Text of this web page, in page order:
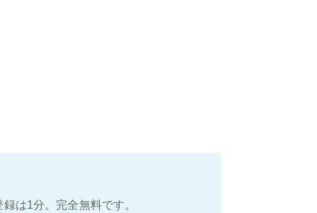
は1分。完全無料です。